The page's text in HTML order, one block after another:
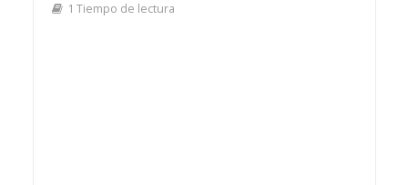
1 Tiempo de lectura